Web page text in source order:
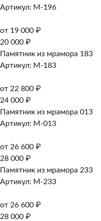
Артикул: M-196
от 19 000 ₽
20 000 ₽
Памятник из мрамора 183
Артикул: M-183
от 22 800 ₽
24 000 ₽
Памятник из мрамора 013
Артикул: M-013
от 26 600 ₽
28 000 ₽
Памятник из мрамора 233
Артикул: M-233
от 26 600 ₽
28 000 ₽